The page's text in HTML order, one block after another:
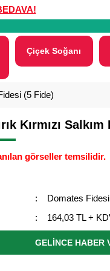
Çiçek Soğanı
(5 Fide)
Kırmızı
görseller temsilidir.
Domates Fidesi
164,03 TL +
GELİNCE HABER